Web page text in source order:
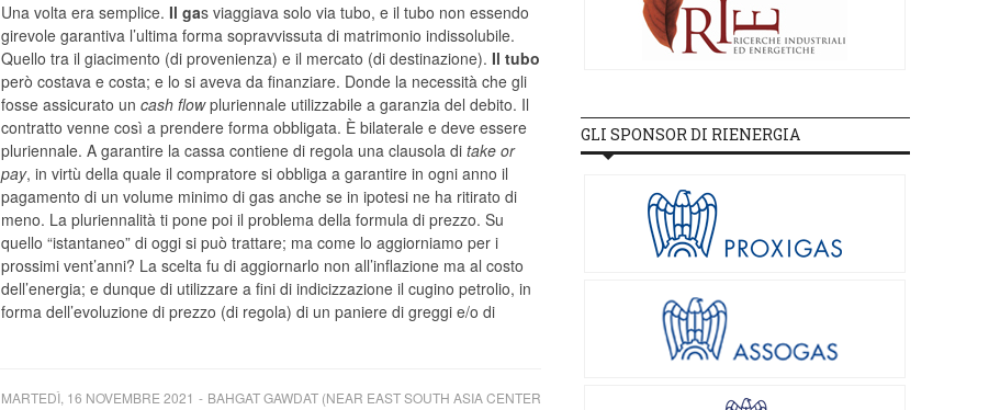
Una volta era semplice. Il gas viaggiava solo via tubo, e il tubo non essendo
girevole garantiva l’ultima forma sopravvissuta di matrimonio indissolubile.
Quello tra il giacimento (di provenienza) e il mercato (di destinazione). Il tubo
però costava e costa; e lo si aveva da finanziare. Donde la necessità che gli
fosse assicurato un cash flowpluriennale utilizzabile a garanzia del debito. Il
contratto venne così a prendere forma obbligata. È bilaterale e deve essere
pluriennale. A garantire la cassa contiene di regola una clausola di take or
pay, in virtù della quale il compratore si obbliga a garantire in ogni anno il
pagamento di un volume minimo di gas anche se in ipotesi ne ha ritirato di
meno. La pluriennalità ti pone poi il problema della formula di prezzo. Su
quello “istantaneo” di oggi si può trattare; ma come lo aggiorniamo per i
prossimi vent’anni? La scelta fu di aggiornarlo non all’inflazione ma al costo
dell’energia; e dunque di utilizzare a fini di indicizzazione il cugino petrolio, in
forma dell’evoluzione di prezzo (di regola) di un paniere di greggi e/o di
MARTEDÌ, 16 NOVEMBRE 2021
BAHGAT GAWDAT (NEAR EAST SOUTH ASIA CENTER
GLI SPONSOR DI RIENERGIA